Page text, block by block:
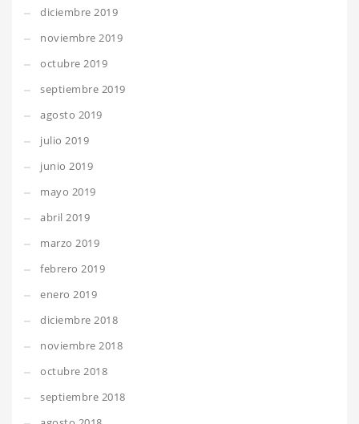
diciembre 2019
noviembre 2019
octubre 2019
septiembre 2019
agosto 2019
julio 2019
junio 2019
mayo 2019
abril 2019
marzo 2019
febrero 2019
enero 2019
diciembre 2018
noviembre 2018
octubre 2018
septiembre 2018